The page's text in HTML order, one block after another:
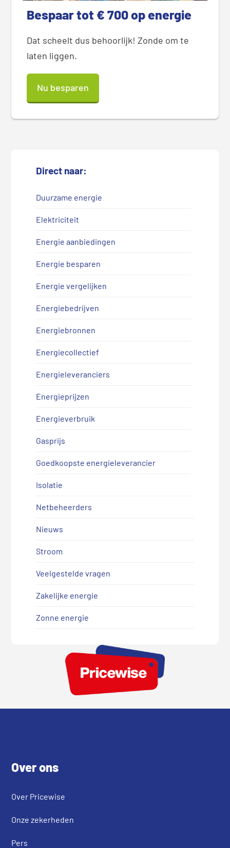
Bespaar tot € 700 op energie
Dat scheelt dus behoorlijk! Zonde om te
laten liggen.
Nu besparen
Direct naar:
Duurzame energie
Elektriciteit
Energie aanbiedingen
Energie besparen
Energie vergelijken
Energiebedrijven
Energiebronnen
Energiecollectief
Energieleveranciers
Energieprijzen
Energieverbruik
Gasprijs
Goedkoopste energieleverancier
Isolatie
Netbeheerders
Nieuws
Stroom
Veelgestelde vragen
Zakelijke energie
Zonne energie
Over ons
Over Pricewise
Onze zekerheden
Pers